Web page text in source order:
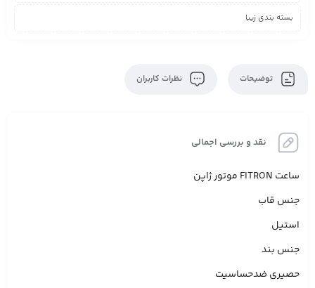
بسته بندی زیبا
توضیحات نظرات کاربران
نقد و بررسی اجمالی
ساعت FITRON موتور ژاپن
جنس قاب
استیل
جنس بند
حصیری ضدحساسیت